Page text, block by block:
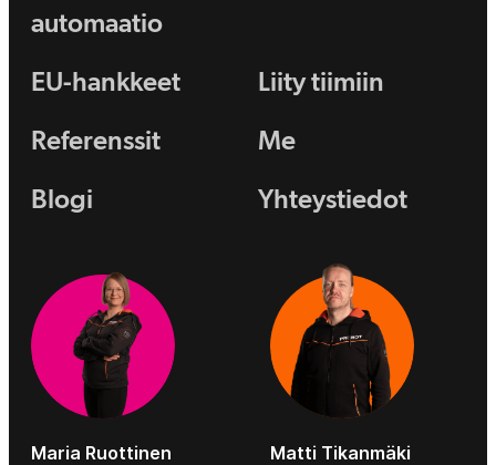
automaatio
EU-hankkeet
Liity tiimiin
Referenssit
Me
Blogi
Yhteystiedot
Maria Ruottinen Matti Tikanmäki